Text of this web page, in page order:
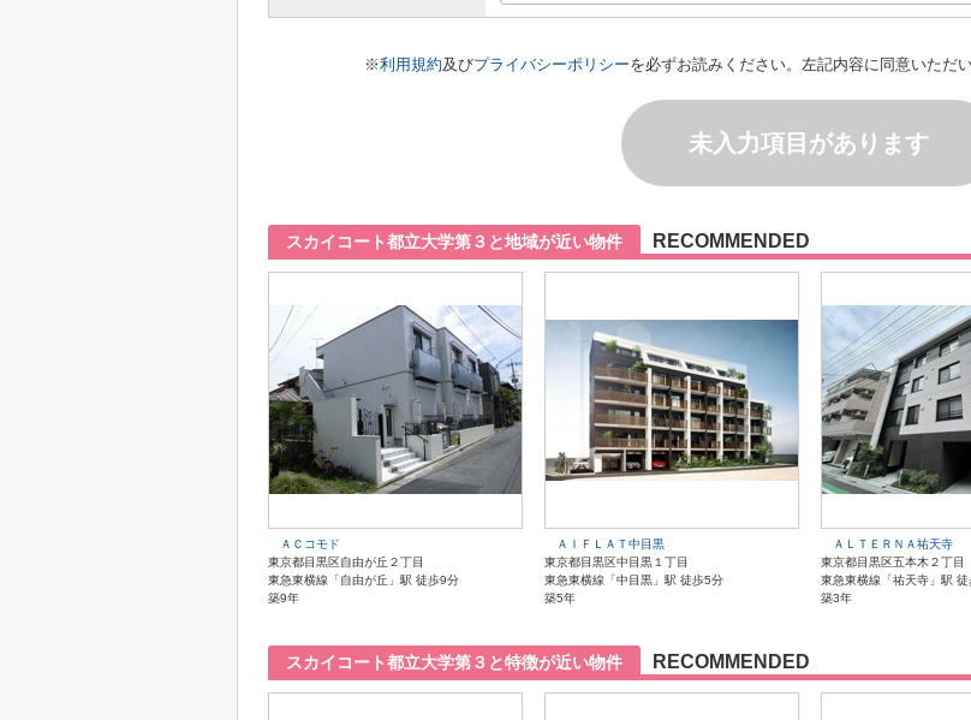
※利用規約及びプライバシーポリシーを必ずお読みください。左記内容に同意いただ
未入力項目があります
スカイコート都立大学第３と地域が近い物件 RECOMMENDED
ＡＣコモド
東京都目黒区自由が丘２丁目
東急東横線「自由が丘」駅 徒歩9分
築9年
ＡＩＦＬＡＴ中目黒
東京都目黒区中目黒１丁目
東急東横線「中目黒」駅 徒歩5分
築5年
ＡＬＴＥＲＮＡ祐天寺
東京都目黒区五本木２丁目
東急東横線「祐天寺」駅
築3年
スカイコート都立大学第３と特徴が近い物件 RECOMMENDED